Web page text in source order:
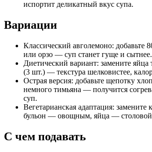
испортит деликатный вкус супа.
Вариации
Классический авголемоно: добавьте
или орзо — суп станет гуще и сытнее.
Диетический вариант: замените яйца
(3 шт.) — текстура шелковистее,
Острая версия: добавьте щепотку
немного тимьяна — получится
суп.
Вегетарианская адаптация: замените
бульон — овощным, яйца —
С чем подавать